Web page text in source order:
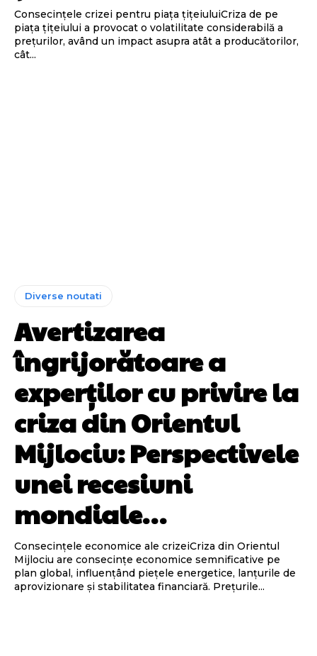
Consecințele crizei pentru piața țițeiuluiCriza de pe
piața țițeiului a provocat o volatilitate considerabilă a
prețurilor, având un impact asupra atât a producătorilor,
cât...
Diverse noutati
Avertizarea
îngrijorătoare a
experților cu privire la
criza din Orientul
Mijlociu: Perspectivele
unei recesiuni
mondiale…
Consecințele economice ale crizeiCriza din Orientul
Mijlociu are consecințe economice semnificative pe
plan global, influențând piețele energetice, lanțurile de
aprovizionare și stabilitatea financiară. Prețurile...